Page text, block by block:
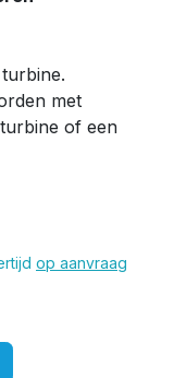
met
of een
op aanvraag